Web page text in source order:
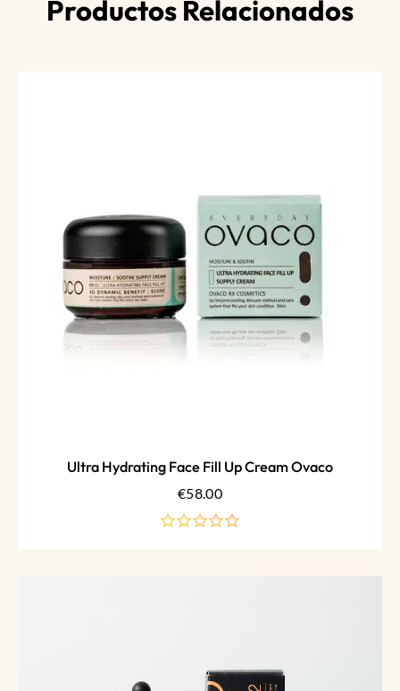
Productos Relacionados
Ultra Hydrating Face Fill Up Cream Ovaco
€58.00